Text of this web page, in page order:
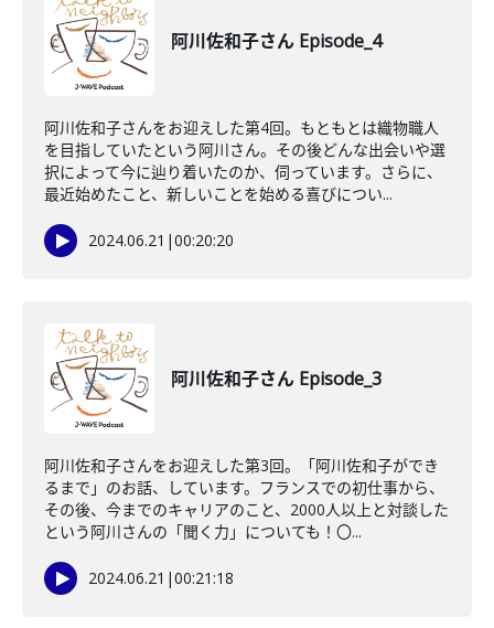
阿川佐和子さん Episode_4
阿川佐和子さんをお迎えした第4回。もともとは織物職人
を目指していたという阿川さん。その後どんな出会いや選
択によって今に辿り着いたのか、伺っています。さらに、
最近始めたこと、新しいことを始める喜びについ...
2024.06.21 |00:20:20
阿川佐和子さん Episode_3
阿川佐和子さんをお迎えした第3回。「阿川佐和子ができ
るまで」のお話、しています。フランスでの初仕事から、
その後、今までのキャリアのこと、2000人以上と対談した
という阿川さんの「聞く力」についても！〇...
2024.06.21 |00:21:18